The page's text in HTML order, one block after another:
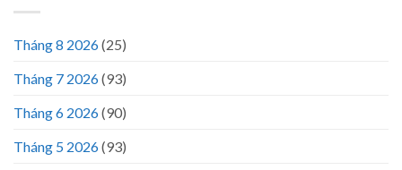
Tháng 8 2026(25)
Tháng 7 2026(93)
Tháng 6 2026(90)
Tháng 5 2026(93)